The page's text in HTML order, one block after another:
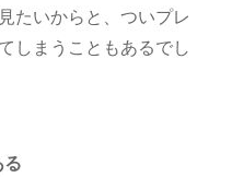
たいからと、ついプレ
しまうこともあるでし